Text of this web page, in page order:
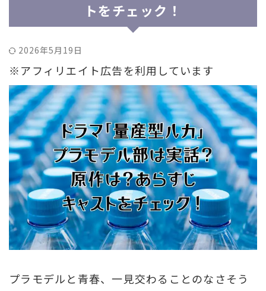
トをチェック！
2026年5月19日
※アフィリエイト広告を利用しています
プラモデルと青春、一見交わることのなさそう